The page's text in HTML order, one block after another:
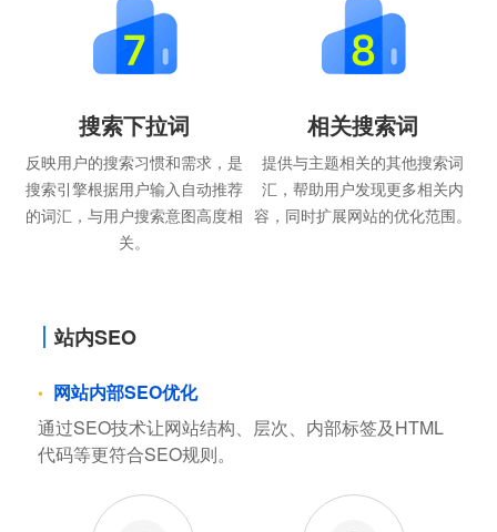
搜索下拉词
反映用户的搜索习惯和需求，是
搜索引擎根据用户输入自动推荐
的词汇，与用户搜索意图高度相
关。
相关搜索词
提供与主题相关的其他搜索词
汇，帮助用户发现更多相关内
容，同时扩展网站的优化范围。
站内SEO
网站内部SEO优化
通过SEO技术让网站结构、层次、内部标签及HTML
代码等更符合SEO规则。